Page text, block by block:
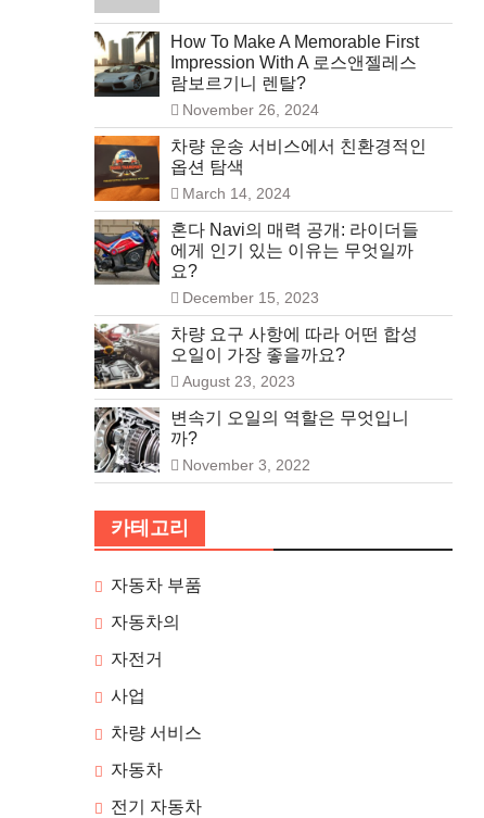
How To Make A Memorable First
Impression With A 로스앤젤레스
람보르기니 렌탈?
November 26, 2024
차량 운송 서비스에서 친환경적인
옵션 탐색
March 14, 2024
혼다 Navi의 매력 공개: 라이더들
에게 인기 있는 이유는 무엇일까
요?
December 15, 2023
차량 요구 사항에 따라 어떤 합성
오일이 가장 좋을까요?
August 23, 2023
변속기 오일의 역할은 무엇입니
까?
November 3, 2022
카테고리
자동차 부품
자동차의
자전거
사업
차량 서비스
자동차
전기 자동차